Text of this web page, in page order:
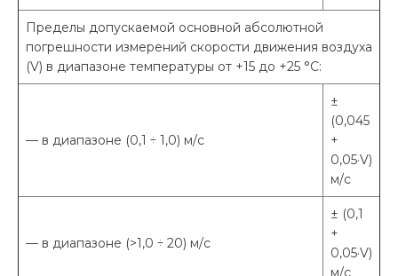
Пределы допускаемой основной абсолютной
погрешности измерений скорости движения воздуха
(V) в диапазоне температуры от +15 до +25 °С:
— в диапазоне (0,1 ÷ 1,0) м/с
±
(0,045
+
0,05·V)
м/с
— в диапазоне (>1,0 ÷ 20) м/с
± (0,1
+
0,05·V)
м/с